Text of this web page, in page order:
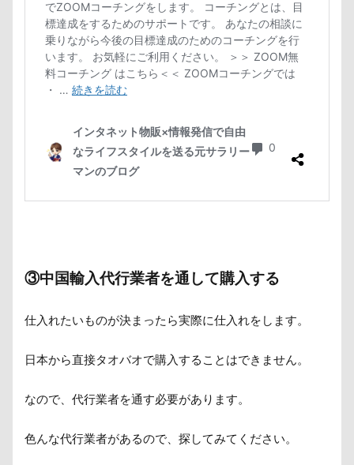
③中国輸入代行業者を通して購入する
仕入れたいものが決まったら実際に仕入れをします。
日本から直接タオバオで購入することはできません。
なので、代行業者を通す必要があります。
色んな代行業者があるので、探してみてください。